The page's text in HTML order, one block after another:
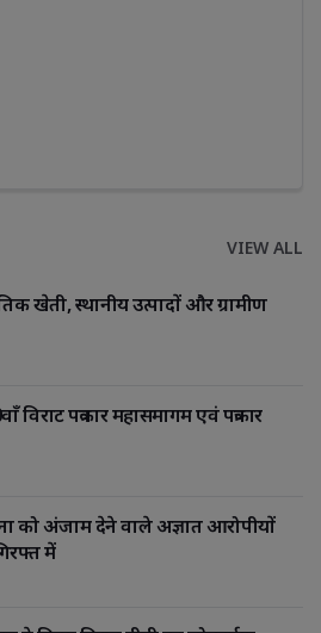
VIEW ALL
खेती, स्थानीय उत्पादों और ग्रामीण
पत्रकार महासमागम एवं पत्रकार
को अंजाम देने वाले अज्ञात आरोपीयों
में